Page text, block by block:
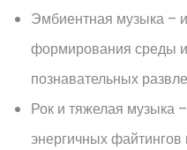
Эмбиентная музыка –
формирования среды и
познавательных
Рок и тяжелая музыка
энергичных файтингов